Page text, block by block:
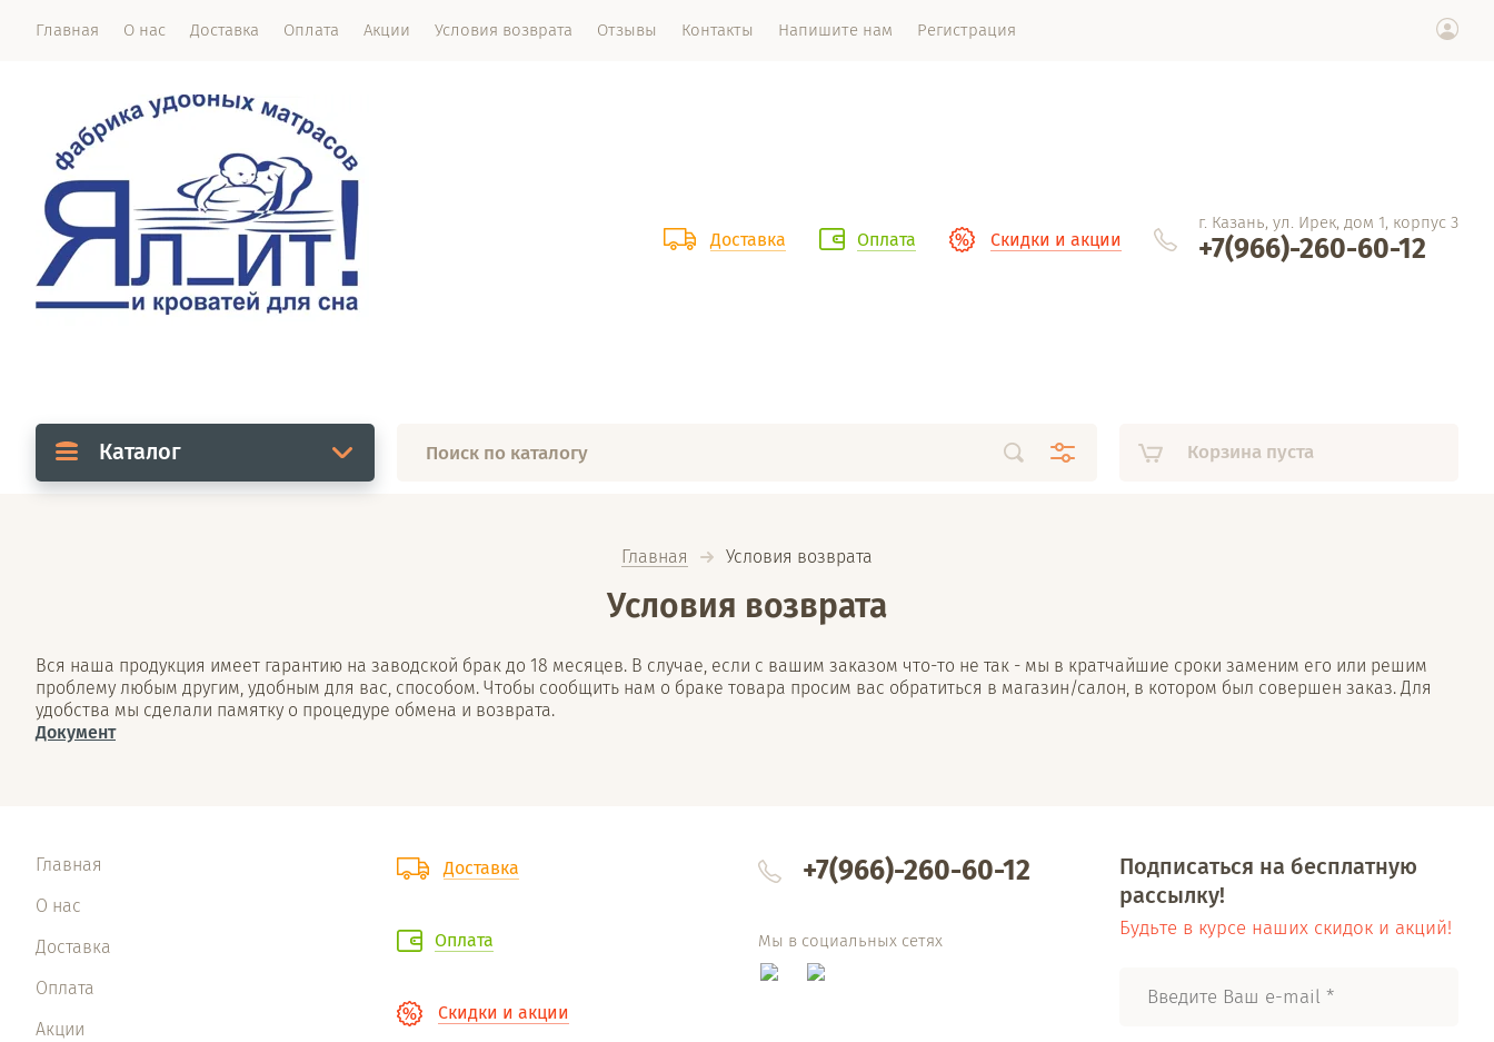
Главная О нас Доставка Оплата Акции Условия возврата Отзывы Контакты Напишите нам Регистрация
Доставка Оплата Скидки и акции
г. Казань, ул. Ирек, дом 1, корпус 3
+7(966)-260-60-12
Каталог Корзина пуста
Главная
  Условия возврата
Условия возврата
Вся наша продукция имеет гарантию на заводской брак до 18 месяцев. В случае, если с вашим заказом что-то не так - мы в кратчайшие сроки заменим его или решим
проблему любым другим, удобным для вас, способом. Чтобы сообщить нам о браке товара просим вас обратиться в магазин/салон, в котором был совершен заказ. Для
удобства мы сделали памятку о процедуре обмена и возврата.
Документ
Главная
О нас
Доставка
Оплата
Акции
Доставка
Оплата
Скидки и акции
+7(966)-260-60-12
Мы в социальных сетях
Подписаться на бесплатную
рассылку!
Будьте в курсе наших скидок и акций!